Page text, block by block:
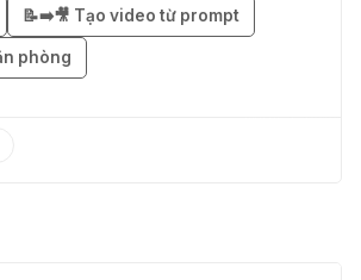
nhận ChatGPT Go 12 tháng
phí
📝➡️🎥 Tạo video từ prompt
phòng